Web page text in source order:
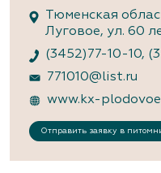
Тюменская
Луговое, ул. 60
(3452)77-10-10,
771010@list.ru
www.kx-
Отправить заявку в